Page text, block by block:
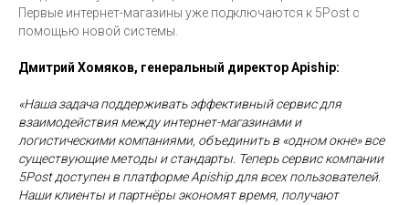
Первые интернет-магазины уже подключаются к 5Post с
помощью новой системы.
Дмитрий Хомяков, генеральный директор Apiship:
«Наша задача поддерживать эффективный сервис для
взаимодействия между интернет-магазинами и
логистическими компаниями, объединить в «одном окне» все
существующие методы и стандарты. Теперь сервис компании
5Post доступен в платформе Apiship для всех пользователей.
Наши клиенты и партнёры экономят время, получают